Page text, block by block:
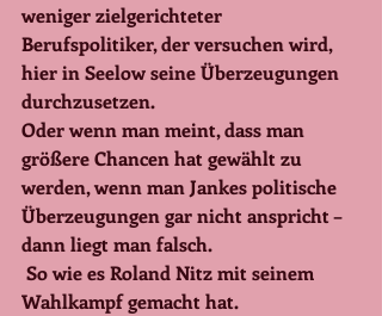
weniger zielgerichteter
Berufspolitiker, der versuchen wird,
hier in Seelow seine Überzeugungen
durchzusetzen.
Oder wenn man meint, dass man
größere Chancen hat gewählt zu
werden, wenn man Jankes politische
Überzeugungen gar nicht anspricht –
dann liegt man falsch.
Wahlkampf gemacht hat.